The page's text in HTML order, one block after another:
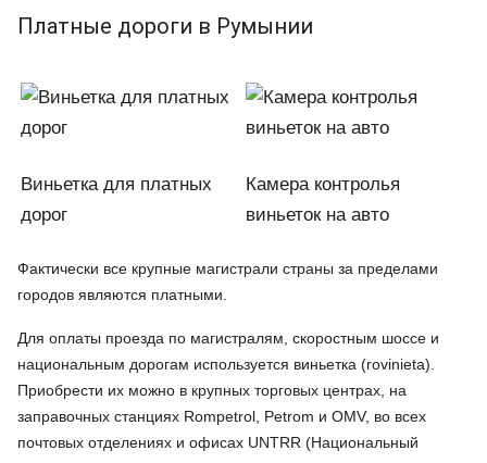
Платные дороги в Румынии
Виньетка для платных
дорог
Камера контролья
виньеток на авто
Фактически все крупные магистрали страны за пределами
городов являются платными.
Для оплаты проезда по магистралям, скоростным шоссе и
национальным дорогам используется виньетка (rovinieta).
Приобрести их можно в крупных торговых центрах, на
заправочных станциях Rompetrol, Petrom и OMV, во всех
почтовых отделениях и офисах UNTRR (Национальный